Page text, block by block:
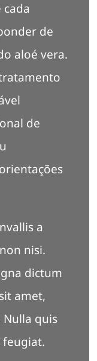
de
aloé vera.
de
a
nisi.
dictum
amet,
quis